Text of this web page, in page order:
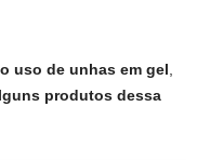
uso de unhas em gel
produtos dessa